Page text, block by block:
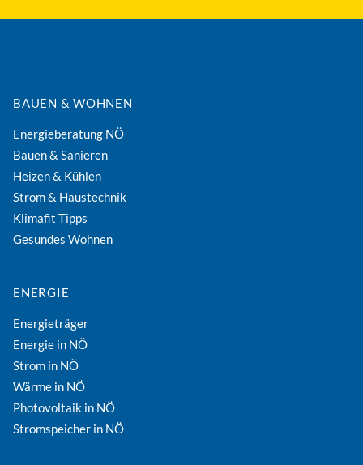
BAUEN & WOHNEN
Energieberatung NÖ
Bauen & Sanieren
Heizen & Kühlen
Strom & Haustechnik
Klimafit Tipps
Gesundes Wohnen
ENERGIE
Energieträger
Energie in NÖ
Strom in NÖ
Wärme in NÖ
Photovoltaik in NÖ
Stromspeicher in NÖ